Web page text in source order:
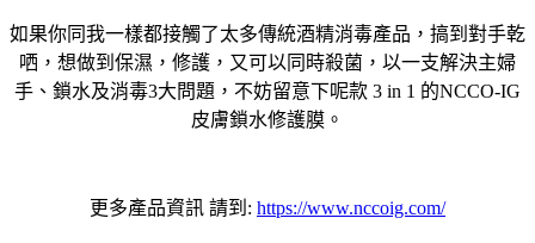
如果你同我一樣都接觸了太多傳統酒精消毒產品，搞到對手乾
哂，想做到保濕，修護，又可以同時殺菌，以一支解決主婦
手、鎖水及消毒3大問題，不妨留意下呢款 3 in 1 的NCCO-IG
皮膚鎖水修護膜。
更多產品資訊 請到: https://www.nccoig.com/